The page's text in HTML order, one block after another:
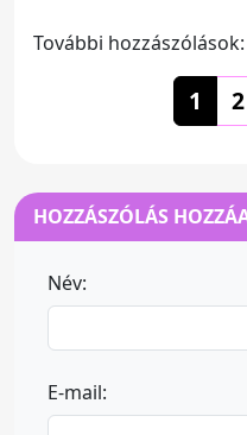
További hozzászólások:
1 2
HOZZÁSZÓLÁS
Név:
E-mail: